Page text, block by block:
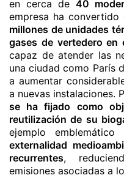
en cerca de 40
empresa ha convertido
millones de unidades
gases de vertedero en
capaz de atender las
una ciudad como París
a aumentar
a nuevas instalaciones.
se ha fijado como
reutilización de su
ejemplo
externalidad
recurrentes,
emisiones asociadas a